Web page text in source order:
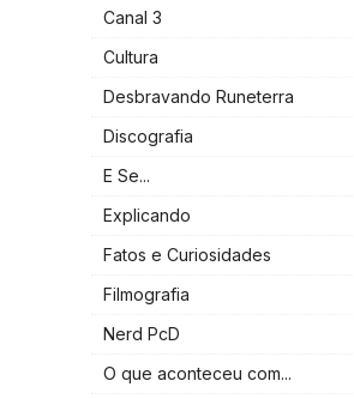
Canal 3
Cultura
Desbravando Runeterra
Discografia
E Se...
Explicando
Fatos e Curiosidades
Filmografia
Nerd PcD
O que aconteceu com...